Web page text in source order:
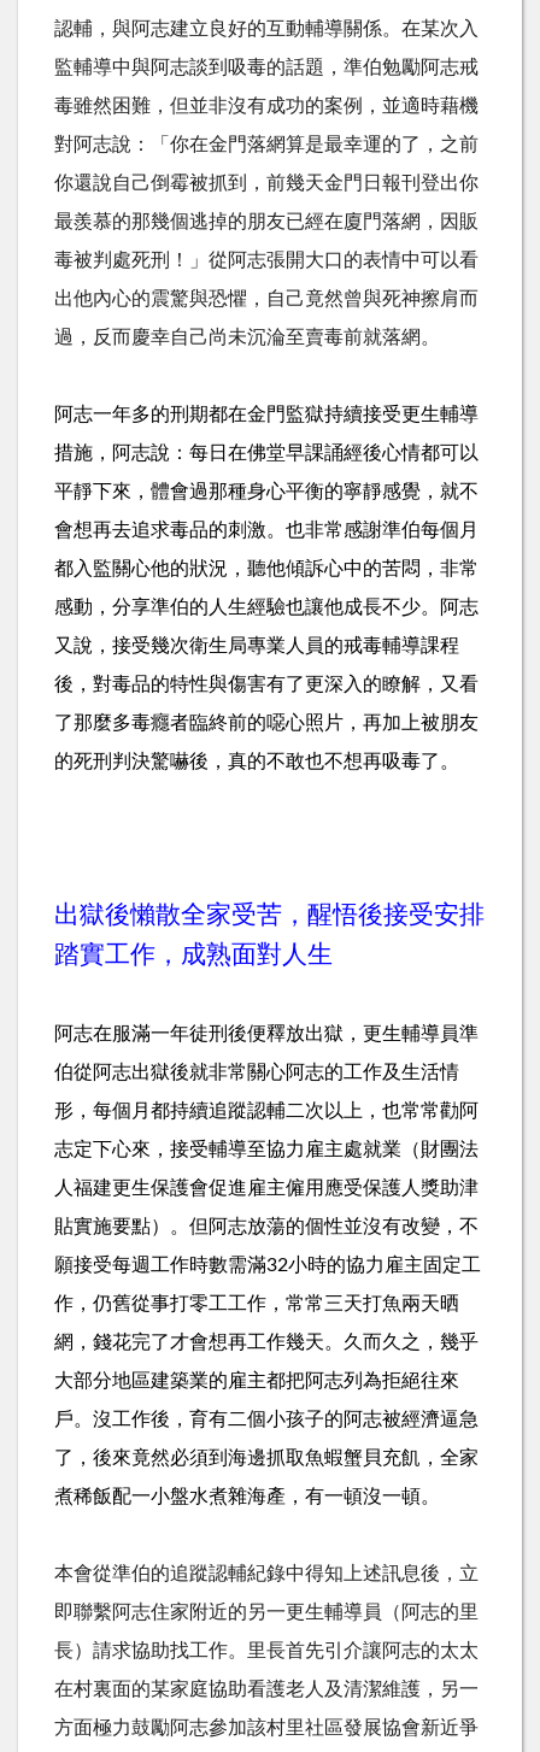
認輔，與阿志建立良好的互動輔導關係。在某次入
監輔導中與阿志談到吸毒的話題，準伯勉勵阿志戒
毒雖然困難，但並非沒有成功的案例，並適時藉機
對阿志說：「你在金門落網算是最幸運的了，之前
你還說自己倒霉被抓到，前幾天金門日報刊登出你
最羨慕的那幾個逃掉的朋友已經在廈門落網，因販
毒被判處死刑！」從阿志張開大口的表情中可以看
出他內心的震驚與恐懼，自己竟然曾與死神擦肩而
過，反而慶幸自己尚未沉淪至賣毒前就落網。
阿志一年多的刑期都在金門監獄持續接受更生輔導
措施，阿志說：每日在佛堂早課誦經後心情都可以
平靜下來，體會過那種身心平衡的寧靜感覺，就不
會想再去追求毒品的刺激。也非常感謝準伯每個月
都入監關心他的狀況，聽他傾訴心中的苦悶，非常
感動，分享準伯的人生經驗也讓他成長不少。阿志
又說，接受幾次衛生局專業人員的戒毒輔導課程
後，對毒品的特性與傷害有了更深入的瞭解，又看
了那麼多毒癮者臨終前的噁心照片，再加上被朋友
的死刑判決驚嚇後，真的不敢也不想再吸毒了。
出獄後懶散全家受苦，醒悟後接受安排
踏實工作，成熟面對人生
阿志在服滿一年徒刑後便釋放出獄，更生輔導員準
伯從阿志出獄後就非常關心阿志的工作及生活情
形，每個月都持續追蹤認輔二次以上，也常常勸阿
志定下心來，接受輔導至協力雇主處就業（財團法
人福建更生保護會促進雇主僱用應受保護人獎助津
貼實施要點）。但阿志放蕩的個性並沒有改變，不
願接受每週工作時數需滿32小時的協力雇主固定工
作，仍舊從事打零工工作，常常三天打魚兩天晒
網，錢花完了才會想再工作幾天。久而久之，幾乎
大部分地區建築業的雇主都把阿志列為拒絕往來
戶。沒工作後，育有二個小孩子的阿志被經濟逼急
了，後來竟然必須到海邊抓取魚蝦蟹貝充飢，全家
煮稀飯配一小盤水煮雜海產，有一頓沒一頓。
本會從準伯的追蹤認輔紀錄中得知上述訊息後，立
即聯繫阿志住家附近的另一更生輔導員（阿志的里
長）請求協助找工作。里長首先引介讓阿志的太太
在村裏面的某家庭協助看護老人及清潔維護，另一
方面極力鼓勵阿志參加該村里社區發展協會新近爭